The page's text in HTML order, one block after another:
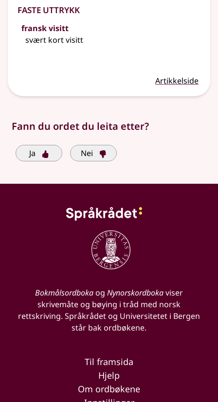
Faste uttrykk
fransk visitt
svært kort visitt
Artikkelside
Fann du ordet du leita etter?
Ja Nei
Bokmålsordbokaog Nynorskordbokaviser
skrivemåte og bøying i tråd med norsk
rettskriving. Språkrådet og Universitetet i Bergen
står bak ordbøkene.
Til framsida
Hjelp
Om ordbøkene